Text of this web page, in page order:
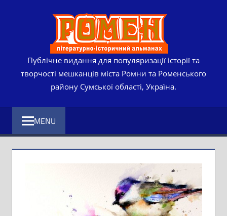
Публічне видання для популяризації історії та
творчості мешканців міста Ромни та Роменського
району Сумської області, Україна.
MENU